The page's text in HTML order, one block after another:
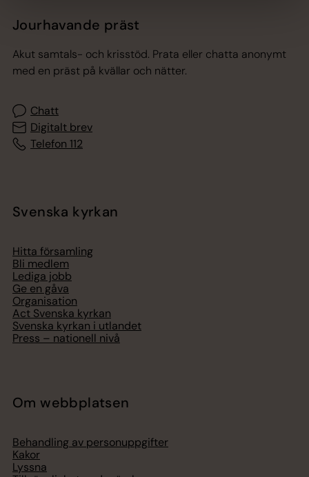
Jourhavande präst
Akut samtals- och krisstöd. Prata eller chatta anonymt
med en präst på kvällar och nätter.
Chatt
Digitalt brev
Telefon 112
Svenska kyrkan
Hitta församling
Bli medlem
Lediga jobb
Ge en gåva
Organisation
Act Svenska kyrkan
Svenska kyrkan i utlandet
Press – nationell nivå
Om webbplatsen
Behandling av personuppgifter
Kakor
Lyssna